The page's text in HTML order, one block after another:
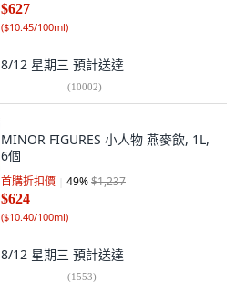
$627
($10.45/100ml)
8/12 星期三 預計送達
(10002)
MINOR FIGURES 小人物 燕麥飲, 1L,
6個
首購折扣價 49%$1,237
$624
($10.40/100ml)
8/12 星期三 預計送達
(1553)